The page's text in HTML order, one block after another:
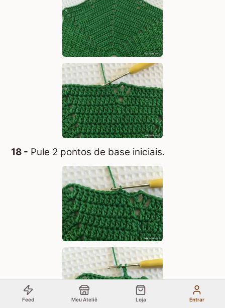
18 - Pule 2 pontos de base iniciais.
Feed Meu Ateliê Loja Entrar